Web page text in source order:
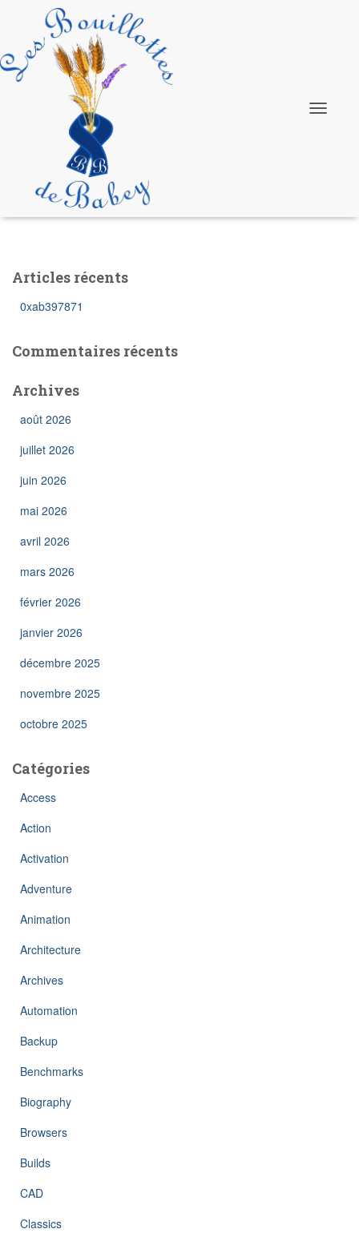
Articles récents
0xab397871
Commentaires récents
Archives
août 2026
juillet 2026
juin 2026
mai 2026
avril 2026
mars 2026
février 2026
janvier 2026
décembre 2025
novembre 2025
octobre 2025
Catégories
Access
Action
Activation
Adventure
Animation
Architecture
Archives
Automation
Backup
Benchmarks
Biography
Browsers
Builds
CAD
Classics